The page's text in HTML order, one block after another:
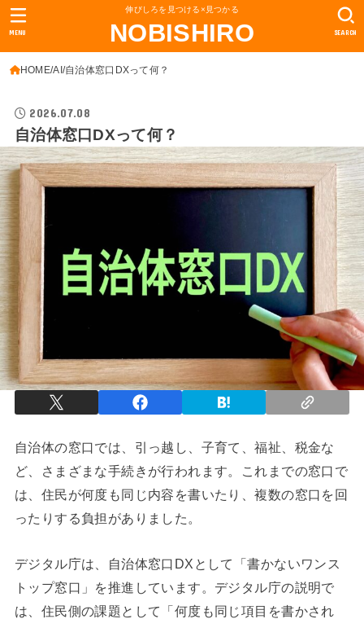
伸びしろを見つける×見つかる
NOBISHIRO SEARCH
MENU
HOME AI 自治体窓口DXって何？
2026.07.08
自治体窓口DXって何？
自治体の窓口では、引っ越し、子育て、福祉、税金な
ど、さまざまな手続きが行われます。これまでの窓口で
は、住民が何度も同じ内容を書いたり、複数の窓口を回
ったりする負担がありました。
デジタル庁は、自治体窓口DXとして「書かないワンス
トップ窓口」を推進しています。デジタル庁の説明で
は、住民側の課題として「何度も同じ項目を書かされ